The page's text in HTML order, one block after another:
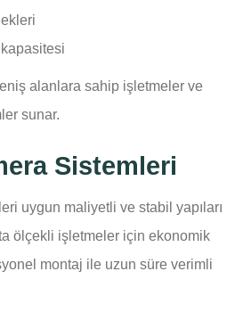
alanlara sahip işletmeler ve
sunar.
Sistemleri
uygun maliyetli ve stabil yapıları
ölçekli işletmeler için ekonomik
montaj ile uzun süre verimli